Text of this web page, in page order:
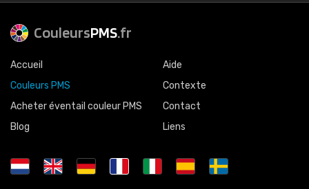
CouleursPMS.fr
Accueil
Couleurs PMS
Acheter éventail couleur PMS
Blog
Aide
Contexte
Contact
Liens